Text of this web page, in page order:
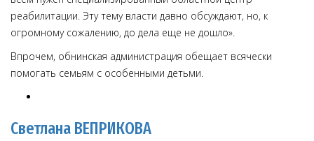
реабилитации. Эту тему власти давно обсуждают, но, к
огромному сожалению, до дела еще не дошло».
Впрочем, обнинская администрация обещает всячески
помогать семьям с особенными детьми.
Светлана ВЕПРИКОВА